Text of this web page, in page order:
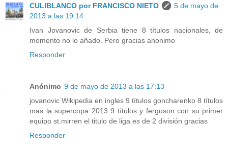
CULIBLANCO por FRANCISCO NIETO
5 de mayo de
2013 a las 19:14
Ivan Jovanovic de Serbia tiene 8 títulos nacionales, de
momento no lo añado. Pero gracias anonimo
Responder
Anónimo 9 de mayo de 2013 a las 17:13
jovanovic Wikipedia en ingles 9 títulos goncharenko 8 títulos
mas la supercopa 2013 9 títulos y ferguson con su primer
equipo st.mirren el titulo de liga es de 2 división gracias
Responder